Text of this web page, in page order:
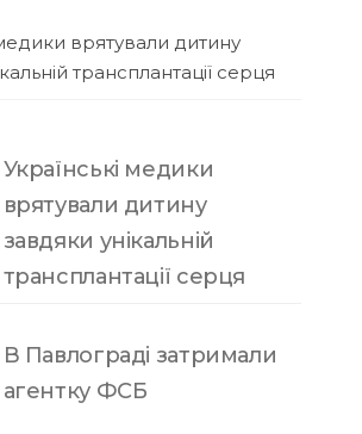
врятували дитину
трансплантації серця
Українські медики
врятували дитину
завдяки унікальній
трансплантації серця
В Павлограді затримали
агентку ФСБ